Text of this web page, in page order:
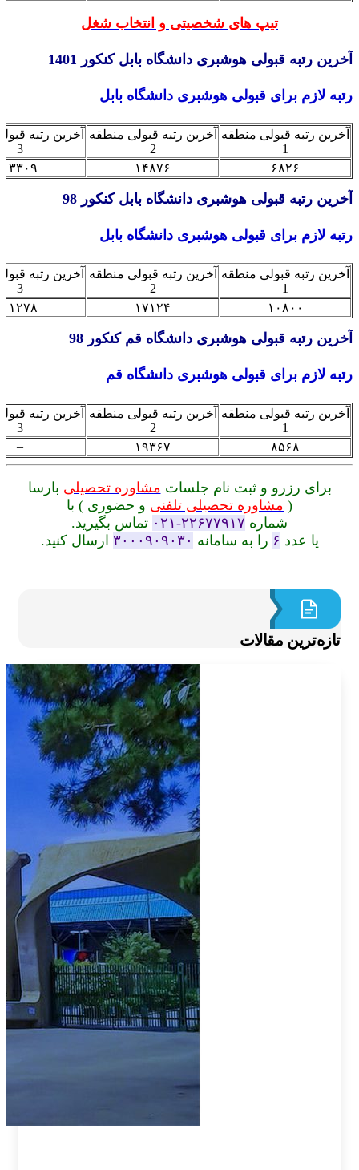
تیپ های شخصیتی و انتخاب شغل
رتبه قبولی هوشبری دانشگاه بابل کنکور 1401
لازم برای قبولی هوشبری دانشگاه بابل
رتبه قبولی منطقه آخرین رتبه قبولی منطقه آخرین رتبه قبولی
۶۸۲۶
۱۴۸۷۶ ۱۳۳۰۹
رتبه قبولی هوشبری دانشگاه بابل کنکور 98
لازم برای قبولی هوشبری دانشگاه بابل
رتبه قبولی منطقه آخرین رتبه قبولی منطقه آخرین رتبه قبولی
۱۰۸۰۰
۱۷۱۲۴ ۱۱۲۷۸
رتبه قبولی هوشبری دانشگاه قم کنکور 98
لازم برای قبولی هوشبری دانشگاه قم
رتبه قبولی منطقه آخرین رتبه قبولی منطقه آخرین رتبه قبولی
۸۵۶۸
۱۹۳۶۷
برای رزرو و ثبت نام جلسات مشاوره تحصیلی بارسا
مشاوره تحصیلی تلفنی و حضوری ) با
شماره ۲۲۶۷۷۹۱۷-۰۲۱
تماس بگیرید.
یا عدد ۶را به سامانه ۳۰۰۰۹۰۹۰۳۰ ارسال کنید.
مقالات